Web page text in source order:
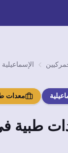
الإسماعيلية
معدات
طبية